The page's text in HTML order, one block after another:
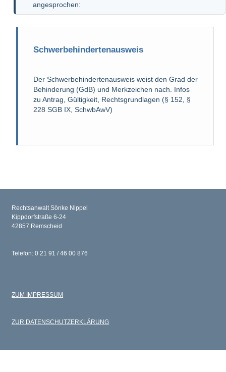
angesprochen:
Schwerbehindertenausweis
Der Schwerbehindertenausweis weist den Grad der
Behinderung (GdB) und Merkzeichen nach. Infos
zu Antrag, Gültigkeit, Rechtsgrundlagen (§ 152, §
228 SGB IX, SchwbAwV)
Rechtsanwalt Sönke Nippel
Kippdorfstraße 6-24
42857 Remscheid
Telefon: 0 21 91 / 46 00 876
ZUM IMPRESSUM
ZUR DATENSCHUTZERKLÄRUNG